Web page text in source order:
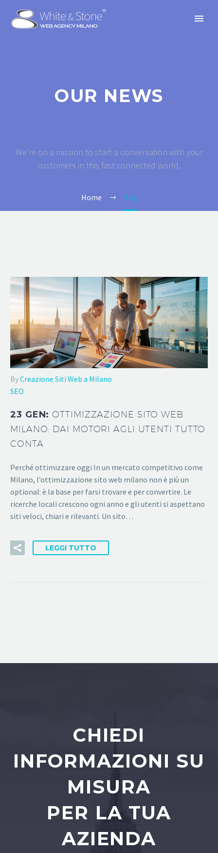
OUR NEWS
We’re on a mission to start a conversation with your
customers in this fast connected world.
Home Tag
ByCreazione Siti Web a Milano
SEO
23 GEN:OTTIMIZZAZIONE SITO WEB
MILANO: DAI MOTORI AGLI UTENTI TUTTO
CONTA
Perché ottimizzare oggi In un mercato competitivo come
Milano, l’ottimizzazione sito web milano non è più un
optional: è la base per farsi trovare e per convertire. Le
ricerche locali crescono ogni anno e gli utenti si aspettano
siti veloci, chiari e rilevanti. Un sito…
LEGGI TUTTO
CHIEDI
INFORMAZIONI SU
MISURA
PER LA TUA
AZIENDA